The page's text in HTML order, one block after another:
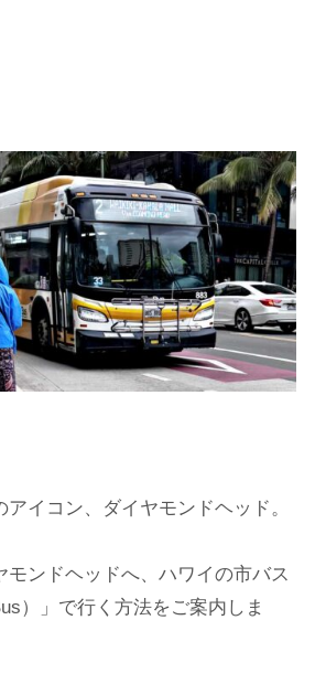
イコン、ダイヤモンドヘッド。
モンドヘッドへ、ハワイの市バス
）」で行く方法をご案内しま